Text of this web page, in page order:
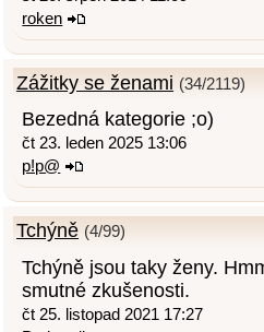
roken
Zážitky se ženami (34/2119)
Bezedná kategorie ;o)
čt 23. leden 2025 13:06
p!p@
Tchýně (4/99)
Tchýně jsou taky ženy.
smutné zkušenosti.
čt 25. listopad 2021 17:27